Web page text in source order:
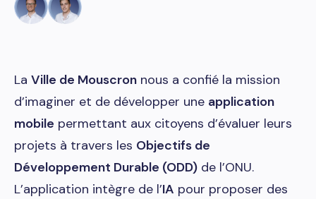
La Ville de Mouscron nous a confié la mission
d’imaginer et de développer une application
mobile permettant aux citoyens d’évaluer leurs
projets à travers les Objectifs de
Développement Durable (ODD) de l’ONU.
L’application intègre de l’IA pour proposer des